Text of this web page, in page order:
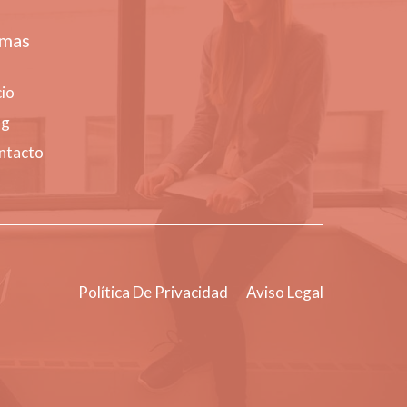
Política De Privacidad Aviso Legal